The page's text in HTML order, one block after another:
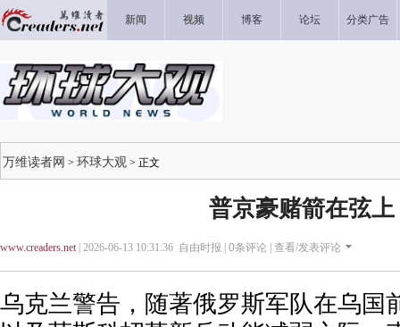
新闻 视频 博客 论坛 分类广告
万维读者网 > 环球大观 > 正文
普京豪赌箭在弦上
www.creaders.net| 2026-06-13 10:31:36 自由时报 | 0条评论 | 查看/发表评论
乌克兰警告，随著俄罗斯军队在乌国